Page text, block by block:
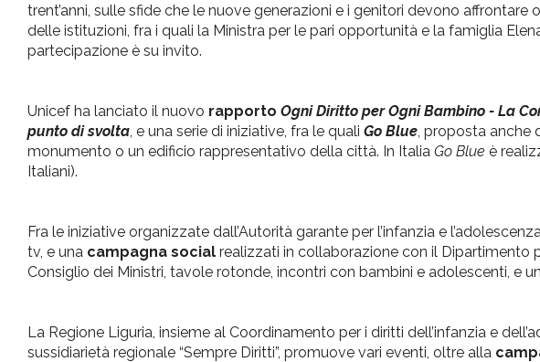
trent’anni, sulle sfide che le nuove generazioni e i genitori devono
delle istituzioni, fra i quali la Ministra per le pari opportunità e la famiglia
partecipazione è su invito.
Unicef ha lanciato il nuovo rapporto Ogni Diritto per Ogni Bambino - La
punto di svolta , e una serie di iniziative, fra le quali Go Blue , proposta anche
monumento o un edificio rappresentativo della città. In Italia Go Blue è
Italiani).
Fra le iniziative organizzate dall’Autorità garante per l’infanzia e
tv, e una campagna social realizzati in collaborazione con il Dipartimento
Consiglio dei Ministri, tavole rotonde, incontri con bambini e adolescenti, e
La Regione Liguria, insieme al Coordinamento per i diritti dell’infanzia e
sussidiarietà regionale “Sempre Diritti”, promuove vari eventi, oltre alla